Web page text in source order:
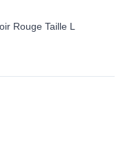
Rouge Taille L